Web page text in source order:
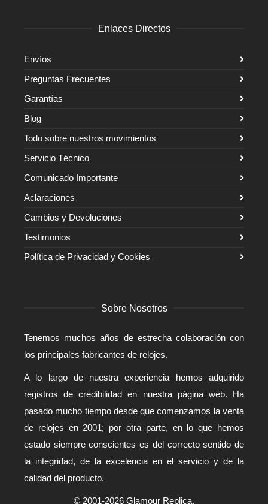
Enlaces Directos
Envíos
Preguntas Frecuentes
Garantías
Blog
Todo sobre nuestros movimientos
Servicio Técnico
Comunicado Importante
Aclaraciones
Cambios y Devoluciones
Testimonios
Política de Privacidad y Cookies
Sobre Nosotros
Tenemos muchos años de estrecha colaboración con
los principales fabricantes de relojes.
A lo largo de nuestra experiencia hemos adquirido
registros de credibilidad en nuestra página web. Ha
pasado mucho tiempo desde que comenzamos la venta
de relojes en 2001; por otra parte, en lo que hemos
estado siempre conscientes es del correcto sentido de
la integridad, de la excelencia en el servicio y de la
calidad del producto.
© 2001-2026 Glamour Replica.